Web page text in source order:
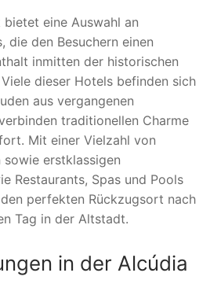
eine Auswahl an
die den Besuchern einen
inmitten der historischen
dieser Hotels befinden sich
aus vergangenen
traditionellen Charme
Mit einer Vielzahl von
sowie erstklassigen
Restaurants, Spas und Pools
perfekten Rückzugsort nach
Tag in der Altstadt.
in der Alcúdia